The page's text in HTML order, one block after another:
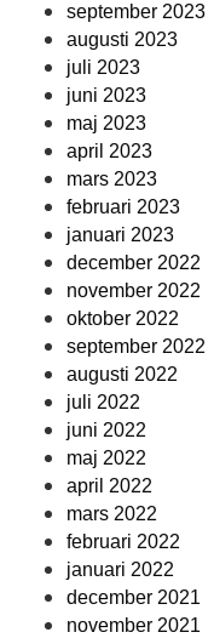
september 2023
augusti 2023
juli 2023
juni 2023
maj 2023
april 2023
mars 2023
februari 2023
januari 2023
december 2022
november 2022
oktober 2022
september 2022
augusti 2022
juli 2022
juni 2022
maj 2022
april 2022
mars 2022
februari 2022
januari 2022
december 2021
november 2021